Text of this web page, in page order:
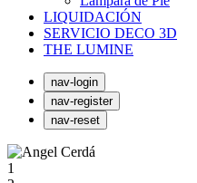
LIQUIDACIÓN
SERVICIO DECO 3D
THE LUMINE
nav-login
nav-register
nav-reset
1